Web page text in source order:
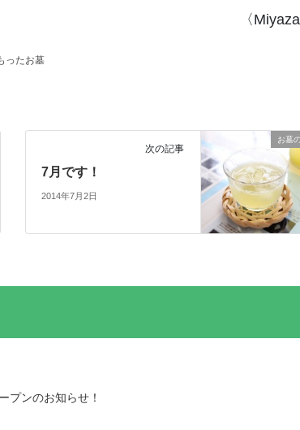
〈
ったお墓
お墓
次の記事
7月です！
2014年7月2日
プンのお知らせ！